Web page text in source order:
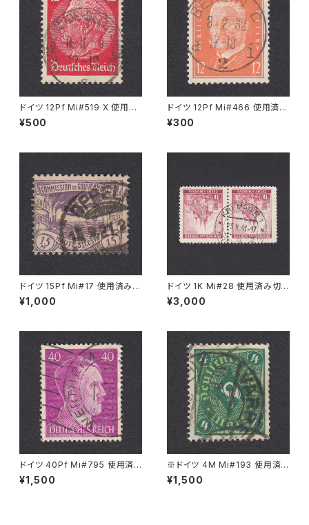
ドイツ 12Pf Mi#519 X 使用済
み切手｜WESERMÜNDE-GE
ESTEMÜNDE 11.11.1939
¥500
ドイツ 12Pf Mi#466 使用済み
切手｜BERLIN 8.2.1932
¥300
ドイツ 15Pf Mi#17 使用済み切
手｜OPPELN 15.9.1921
¥1,000
ドイツ 1K Mi#28 使用済み切
手｜KREMSIER 13.X.1941
¥3,000
ドイツ 40Pf Mi#795 使用済
み切手｜WERTHEIM 27.8.19
41
¥1,500
※ドイツ 4M Mi#193 使用済
み切手｜VARREL 30.11.1922
¥1,500